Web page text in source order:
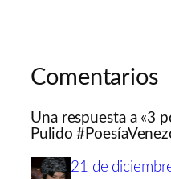
Comentarios
Una respuesta a «3
Pulido
21 de